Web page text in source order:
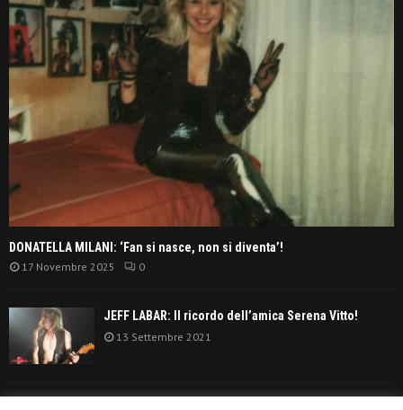
DONATELLA MILANI: ‘Fan si nasce, non si diventa’!
17 Novembre 2025 0
JEFF LABAR: Il ricordo dell’amica Serena Vitto!
13 Settembre 2021